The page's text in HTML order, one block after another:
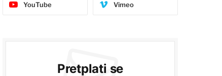
YouTube Vimeo
Pretplati se